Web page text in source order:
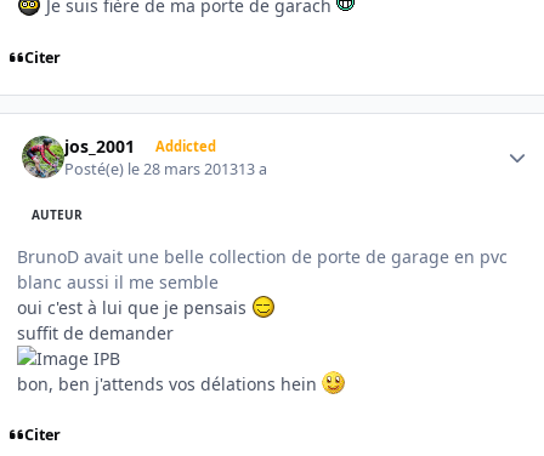
Je suis fière de ma porte de garach
Citer
jos_2001 Addicted
Posté(e) le 28 mars 201313 a
AUTEUR
BrunoD avait une belle collection de porte de garage en pvc
blanc aussi il me semble
oui c'est à lui que je pensais
suffit de demander
bon, ben j'attends vos délations hein
Citer